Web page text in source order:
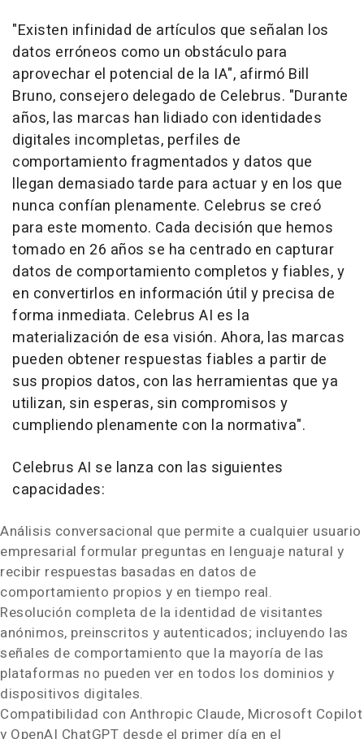
"Existen infinidad de artículos que señalan los
datos erróneos como un obstáculo para
aprovechar el potencial de la IA", afirmó Bill
Bruno, consejero delegado de Celebrus. "Durante
años, las marcas han lidiado con identidades
digitales incompletas, perfiles de
comportamiento fragmentados y datos que
llegan demasiado tarde para actuar y en los que
nunca confían plenamente. Celebrus se creó
para este momento. Cada decisión que hemos
tomado en 26 años se ha centrado en capturar
datos de comportamiento completos y fiables, y
en convertirlos en información útil y precisa de
forma inmediata. Celebrus AI es la
materialización de esa visión. Ahora, las marcas
pueden obtener respuestas fiables a partir de
sus propios datos, con las herramientas que ya
utilizan, sin esperas, sin compromisos y
cumpliendo plenamente con la normativa".
Celebrus AI se lanza con las siguientes
capacidades:
Análisis conversacional que permite a cualquier usuario
empresarial formular preguntas en lenguaje natural y
recibir respuestas basadas en datos de
comportamiento propios y en tiempo real.
Resolución completa de la identidad de visitantes
anónimos, preinscritos y autenticados; incluyendo las
señales de comportamiento que la mayoría de las
plataformas no pueden ver en todos los dominios y
dispositivos digitales.
Compatibilidad con Anthropic Claude, Microsoft Copilot
y OpenAI ChatGPT desde el primer día en el